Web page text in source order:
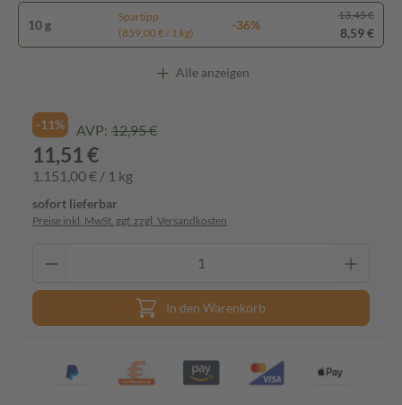
10 g
Spartipp
(859,00 € / 1 kg)
-36%
13,45 €
8,59 €
Alle anzeigen
-11% AVP: 12,95 €
11,51 €
1.151,00 € / 1 kg
sofort lieferbar
Preise inkl. MwSt. ggf. zzgl. Versandkosten
In den Warenkorb